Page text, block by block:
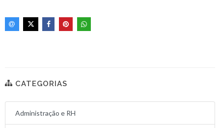
CATEGORIAS
Administração e RH